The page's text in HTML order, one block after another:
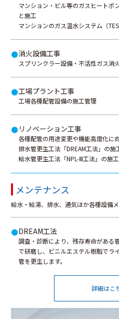
マンション・ビル等のガスヒートポ
と施工
マンションのガス温水システム（
●消火設備工事
スプリンクラー設備・不活性ガス消
●工場プラント工事
工場各種配管設備の施工管理
● リノベーション工事
各種配管の用途変更や機能高度化に
排水管更生工法「DREAM工法」の施
給水管更生工法「NPL-Ⅲ工法」の施工
メンテナンス
給水・給湯、排水、通気ほか各種設備
●DREAM工法
調査・診断により、残存寿命がある
で研磨し、ビニルエステル樹脂でラ
管を更生します。
詳細はこ